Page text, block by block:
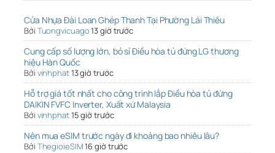
Cửa Nhựa Đài Loan Ghép Thanh Tại Phường Lái Thiêu
Bởi Tuongvicuago13 giờ trước
Cung cấp số lượng lớn, bỏ sỉ Điều hòa tủ đứng LG thương
hiệu Hàn Quốc
Bởi vinhphat13 giờ trước
Hỗ trợ giá tốt nhất cho công trình lắp Điều hòa tủ đứng
DAIKIN FVFC Inverter, Xuất xứ Malaysia
Bởi vinhphat15 giờ trước
Nên mua eSIM trước ngày đi khoảng bao nhiêu lâu?
Bởi ThegioieSIM16 giờ trước